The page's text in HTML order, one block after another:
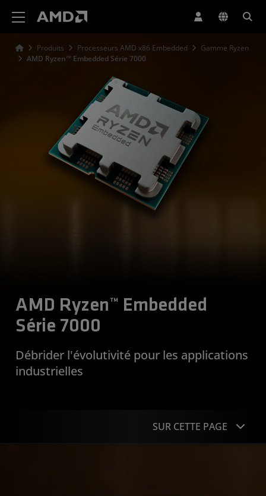
Produits Processeurs AMD x86 Embedded
Gamme Ryzen
AMD Ryzen™ Embedded Série 7000
AMD Ryzen™ Embedded
Série 7000
Débrider l'évolutivité pour les applications
industrielles
SUR CETTE PAGE